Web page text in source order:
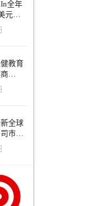
全年
元，
模化
健教育
，以
队伍
新全球
市值
）-涨
件，